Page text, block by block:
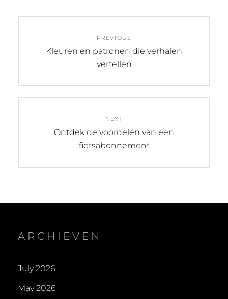
navigation
PREVIOUS
Previous
Kleuren en patronen die verhalen
vertellen
NEXT
Next
Ontdek de voordelen van een
fietsabonnement
ARCHIEVEN
July 2026
May 2026